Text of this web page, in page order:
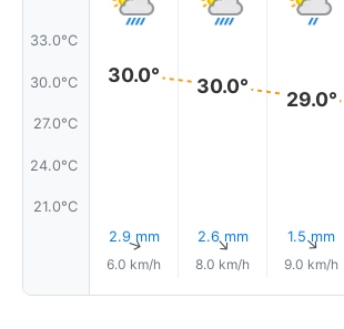
33.0°C
30.0°C
27.0°C
24.0°C
21.0°C
30.0°
2.9 mm
↑
6.0 km/h
30.0°
2.6 mm
↑
8.0 km/h
29.0°
1.5 mm
↑
9.0 km/h